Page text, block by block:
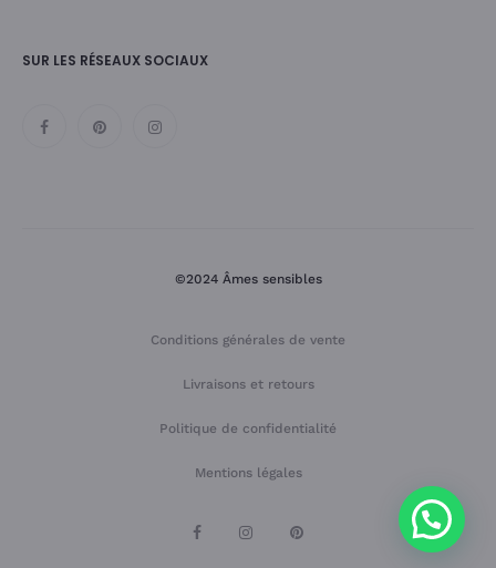
SUR LES RÉSEAUX SOCIAUX
©2024 Âmes sensibles
Conditions générales de vente
Livraisons et retours
Politique de confidentialité
Mentions légales